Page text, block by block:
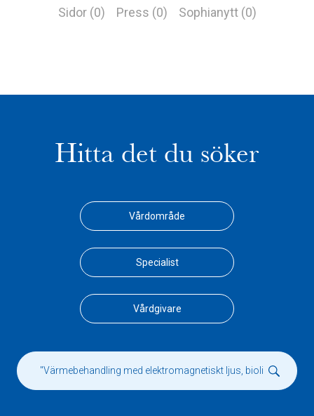
Sidor (0) Press (0) Sophianytt (0)
Hitta det du söker
Vårdområde
Specialist
Vårdgivare